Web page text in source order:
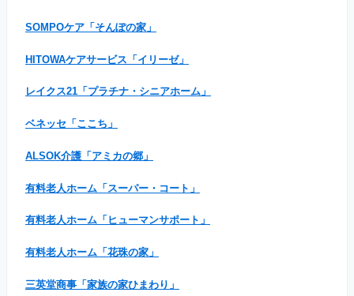
SOMPOケア「そんぽの家」
HITOWAケアサービス「イリーゼ」
レイクス21「プラチナ・シニアホーム」
ベネッセ「ここち」
ALSOK介護「アミカの郷」
有料老人ホーム「スーパー・コート」
有料老人ホーム「ヒューマンサポート」
有料老人ホーム「花珠の家」
三英堂商事「家族の家ひまわり」